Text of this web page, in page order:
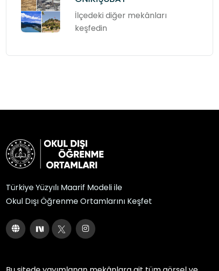
İlçedeki diğer mekânları
keşfedin
Türkiye Yüzyılı Maarif Modeli ile
Okul Dışı Öğrenme Ortamlarını Keşfet